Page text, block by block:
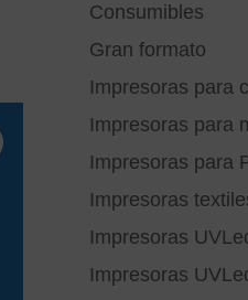
Consumibles
Gran formato
Impresoras para
Impresoras para
Impresoras para
Impresoras
Impresoras
Impresoras